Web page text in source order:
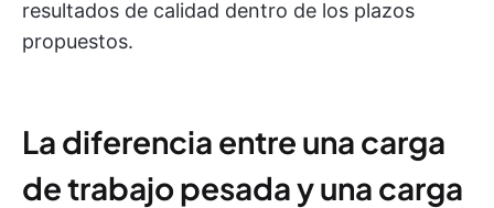
resultados de calidad dentro de los plazos
propuestos.
La diferencia entre una carga
de trabajo pesada y una carga